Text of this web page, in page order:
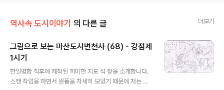
역사속 도시이야기 의 다른 글 더보기
그림으로 보는 마산도시변천사 (68) - 강점제
1시기
한일병합 직후에 제작된 희미한 지도 석 장을 소개합니다.
스캔 작업을 하면서 원품을 자세히 보았기 때문에 저는 지